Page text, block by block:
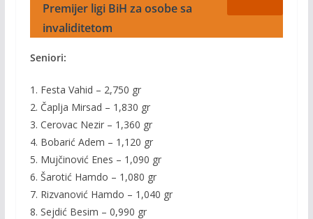
Premijer ligi BiH za osobe sa
invaliditetom
Seniori:
1. Festa Vahid – 2,750 gr
2. Čaplja Mirsad – 1,830 gr
3. Cerovac Nezir – 1,360 gr
4. Bobarić Adem – 1,120 gr
5. Mujčinović Enes – 1,090 gr
6. Šarotić Hamdo – 1,080 gr
7. Rizvanović Hamdo – 1,040 gr
8. Sejdić Besim – 0,990 gr